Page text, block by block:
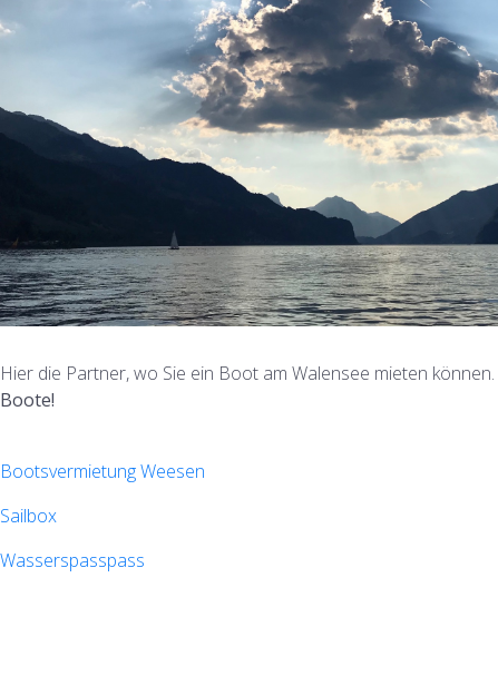
Hier die Partner, wo Sie ein Boot am Walensee mieten können.
Boote!
Bootsvermietung Weesen
Sailbox
Wasserspasspass